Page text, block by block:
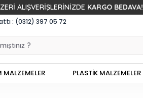
KARGO BEDAVA!
: (0312) 397 05 72
MALZEMELER PLASTİK MALZEMELER